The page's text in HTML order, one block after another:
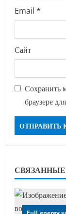
Email *
Сайт
Сохранить
браузере